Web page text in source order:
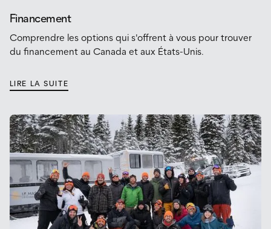
Financement
Comprendre les options qui s'offrent à vous pour trouver
du financement au Canada et aux États-Unis.
LIRE LA SUITE